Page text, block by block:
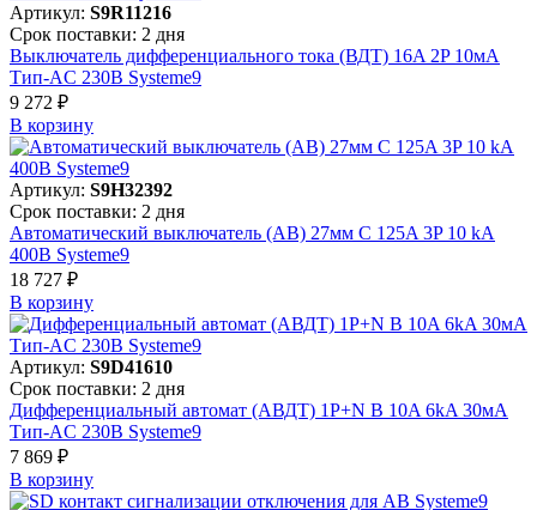
Артикул: S9R11216
Срок поставки: 2 дня
Выключатель дифференциального тока (ВДТ) 16A 2P 10мА
Тип-AC 230В Systeme9
9 272 ₽
В корзинy
Артикул: S9H32392
Срок поставки: 2 дня
Автоматический выключатель (АВ) 27мм C 125A 3P 10 kA
400В Systeme9
18 727 ₽
В корзинy
Артикул: S9D41610
Срок поставки: 2 дня
Дифференциальный автомат (АВДТ) 1P+N B 10A 6kA 30мА
Тип-AC 230В Systeme9
7 869 ₽
В корзинy